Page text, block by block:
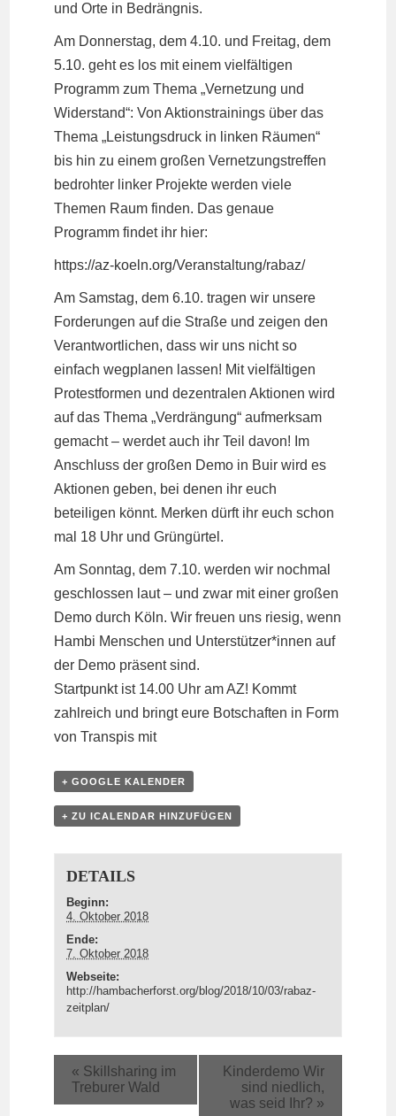
und Orte in Bedrängnis.
Am Donnerstag, dem 4.10. und Freitag, dem
5.10. geht es los mit einem vielfältigen
Programm zum Thema „Vernetzung und
Widerstand“: Von Aktionstrainings über das
Thema „Leistungsdruck in linken Räumen“
bis hin zu einem großen Vernetzungstreffen
bedrohter linker Projekte werden viele
Themen Raum finden. Das genaue
Programm findet ihr hier:
https://az-koeln.org/Veranstaltung/rabaz/
Am Samstag, dem 6.10. tragen wir unsere
Forderungen auf die Straße und zeigen den
Verantwortlichen, dass wir uns nicht so
einfach wegplanen lassen! Mit vielfältigen
Protestformen und dezentralen Aktionen wird
auf das Thema „Verdrängung“ aufmerksam
gemacht – werdet auch ihr Teil davon! Im
Anschluss der großen Demo in Buir wird es
Aktionen geben, bei denen ihr euch
beteiligen könnt. Merken dürft ihr euch schon
mal 18 Uhr und Grüngürtel.
Am Sonntag, dem 7.10. werden wir nochmal
geschlossen laut – und zwar mit einer großen
Demo durch Köln. Wir freuen uns riesig, wenn
Hambi Menschen und Unterstützer*innen auf
der Demo präsent sind.
Startpunkt ist 14.00 Uhr am AZ! Kommt
zahlreich und bringt eure Botschaften in Form
von Transpis mit
+ GOOGLE KALENDER
+ ZU ICALENDAR HINZUFÜGEN
DETAILS
Beginn:
4. Oktober 2018
Ende:
7. Oktober 2018
Webseite:
http://hambacherforst.org/blog/2018/10/03/rabaz-
zeitplan/
« Skillsharing im
Treburer Wald
Kinderdemo Wir
sind niedlich,
was seid Ihr? »